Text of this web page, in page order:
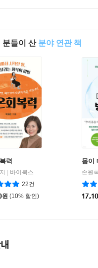
분들이 산 분야 연관 책
력
바이북스
22건
원 (10% 할인)
몸이
손원